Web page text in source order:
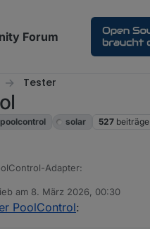
Forum
Tester
poolcontrol solar 527 beiträge
Adapter:
1.2.5.
ein Fehler imActuators-Bereich
am 8. März 2026, 00:30
editiert von
PoolControl: